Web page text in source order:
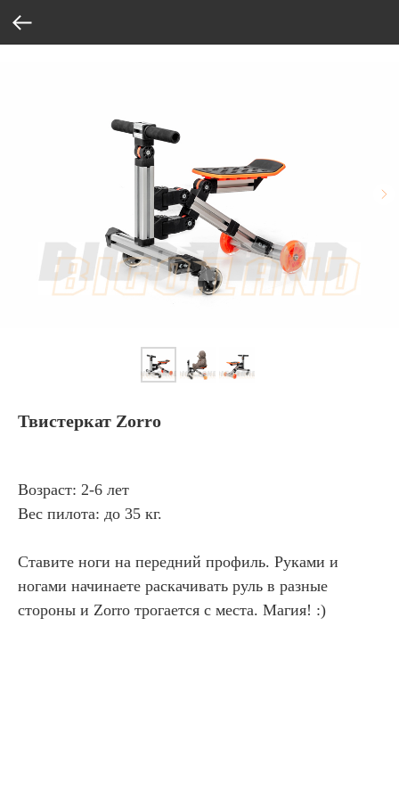
Твистеркат Zorro
Возраст: 2-6 лет
Вес пилота: до 35 кг.
Ставите ноги на передний профиль. Руками и
ногами начинаете раскачивать руль в разные
стороны и Zorro трогается с места. Магия! :)